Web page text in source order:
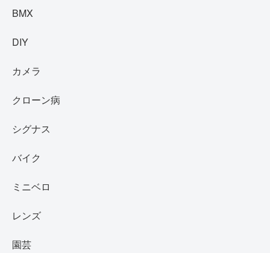
BMX
DIY
カメラ
クローン病
シグナス
バイク
ミニベロ
レンズ
園芸